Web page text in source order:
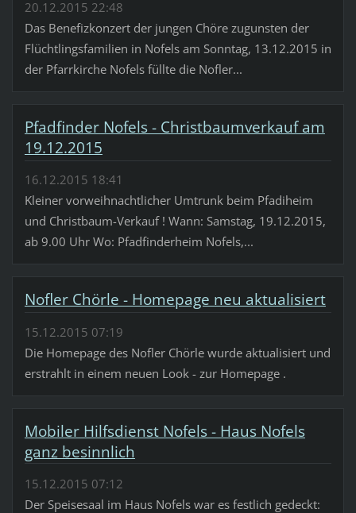
20.12.2015 22:48
Das Benefizkonzert der jungen Chöre zugunsten der
Flüchtlingsfamilien in Nofels am Sonntag, 13.12.2015 in
der Pfarrkirche Nofels füllte die Nofler...
Pfadfinder Nofels - Christbaumverkauf am
19.12.2015
16.12.2015 18:41
Kleiner vorweihnachtlicher Umtrunk beim Pfadiheim
und Christbaum-Verkauf ! Wann: Samstag, 19.12.2015,
ab 9.00 Uhr Wo: Pfadfinderheim Nofels,...
Nofler Chörle - Homepage neu aktualisiert
15.12.2015 07:19
Die Homepage des Nofler Chörle wurde aktualisiert und
erstrahlt in einem neuen Look - zur Homepage .
Mobiler Hilfsdienst Nofels - Haus Nofels
ganz besinnlich
15.12.2015 07:12
Der Speisesaal im Haus Nofels war es festlich gedeckt: